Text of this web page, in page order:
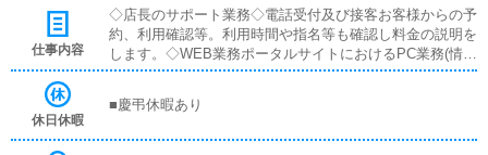
仕事内容
◇店長のサポート業務◇電話受付及び接客お客様からの予
約、利用確認等。利用時間や指名等も確認し料金の説明を
します。◇WEB業務ポータルサイトにおけるPC業務(情報
配信、更新作業、作成作業（それらの指示）)◇備品チェ
掃・片付け待合室やトイレなどの清掃及び店内の片付け・
休日休暇
■慶弔休暇あり